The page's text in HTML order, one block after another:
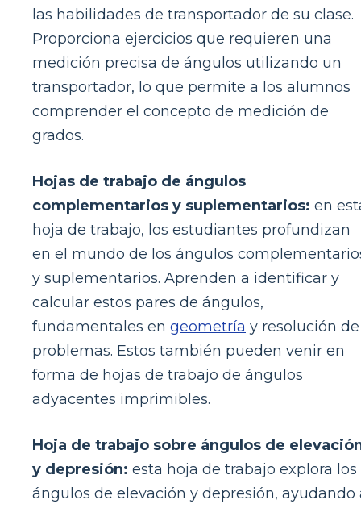
las habilidades de transportador de su clase.
Proporciona ejercicios que requieren una
medición precisa de ángulos utilizando un
transportador, lo que permite a los alumnos
comprender el concepto de medición de
grados.
Hojas de trabajo de ángulos
complementarios y suplementarios: en
hoja de trabajo, los estudiantes profundizan
en el mundo de los ángulos
y suplementarios. Aprenden a identificar y
calcular estos pares de ángulos,
fundamentales en geometría y resolución de
problemas. Estos también pueden venir en
forma de hojas de trabajo de ángulos
adyacentes imprimibles.
Hoja de trabajo sobre ángulos de
y depresión: esta hoja de trabajo explora los
ángulos de elevación y depresión, ayudando